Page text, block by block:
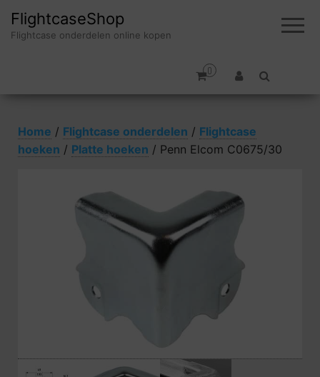
FlightcaseShop
Flightcase onderdelen online kopen
0
Home / Flightcase onderdelen / Flightcase
hoeken / Platte hoeken / Penn Elcom C0675/30